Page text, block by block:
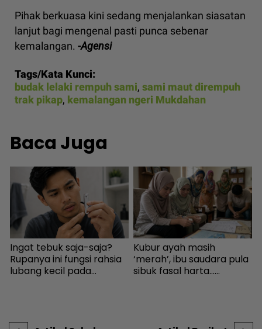
Pihak berkuasa kini sedang menjalankan siasatan
lanjut bagi mengenal pasti punca sebenar
kemalangan. -Agensi
Tags/Kata Kunci:
budak lelaki rempuh sami, sami maut dirempuh
trak pikap, kemalangan ngeri Mukdahan
Baca Juga
Ingat tebuk saja-saja?
Rupanya ini fungsi rahsia
lubang kecil pada
Kubur ayah masih
‘merah’, ibu saudara pula
sibuk fasal harta...